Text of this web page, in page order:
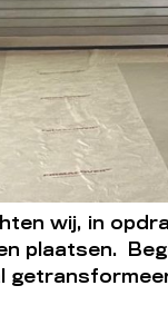
wij, in
plaatsen.